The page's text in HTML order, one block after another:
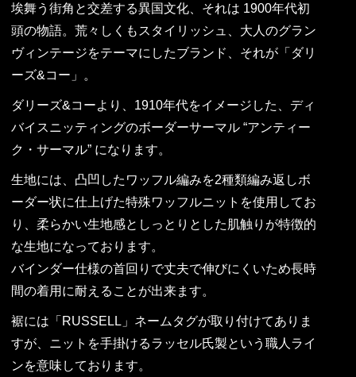
埃舞う街角と交差する異国文化、それは 1900年代初
頭の物語。荒々しくもスタイリッシュ、大人のグラン
ヴィンテージをテーマにしたブランド、それが「ダリ
ーズ&コー」。
ダリーズ&コーより、1910年代をイメージした、ディ
バイスニッティングのボーダーサーマル “アンティー
ク・サーマル” になります。
生地には、凸凹したワッフル編みを2種類編み返しボ
ーダー状に仕上げた特殊ワッフルニットを使用してお
り、柔らかい生地感としっとりとした肌触りが特徴的
な生地になっております。
バインダー仕様の首回りで丈夫で伸びにくいため長時
間の着用に耐えることが出来ます。
裾には「RUSSELL」ネームタグが取り付けてありま
すが、ニットを手掛けるラッセル氏製という職人ライ
ンを意味しております。